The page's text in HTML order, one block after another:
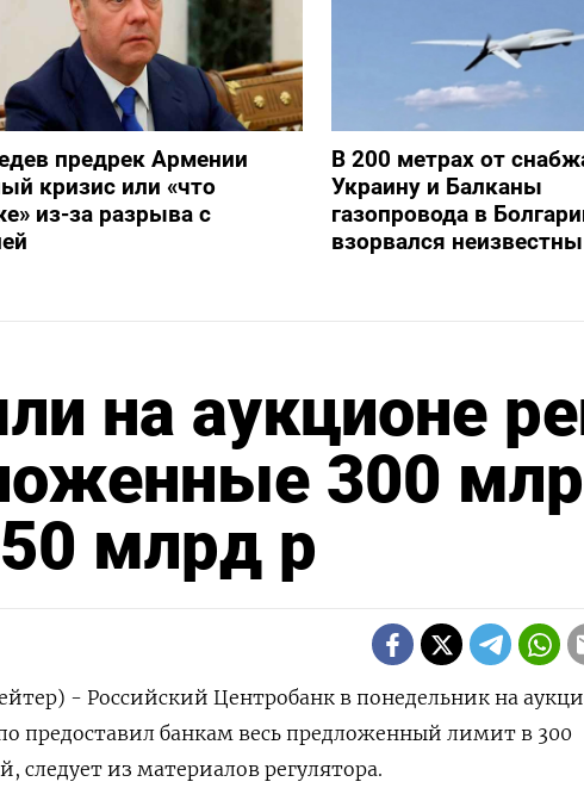
предрек Армении
кризис или «что
из-за разрыва с
В 200 метрах от
Украину и Балканы
газопровода в
взорвался
на аукционе
300
млрд р
- Российский Центробанк в понедельник на
предоставил банкам весь предложенный лимит в 300
следует из материалов регулятора.